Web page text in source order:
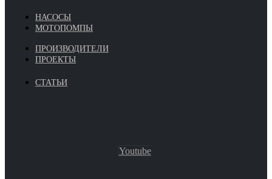
НАСОСЫ
МОТОПОМПЫ
ПРОИЗВОДИТЕЛИ
ПРОЕКТЫ
СТАТЬИ
Youtube